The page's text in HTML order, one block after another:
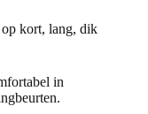
kort, lang, dik
in